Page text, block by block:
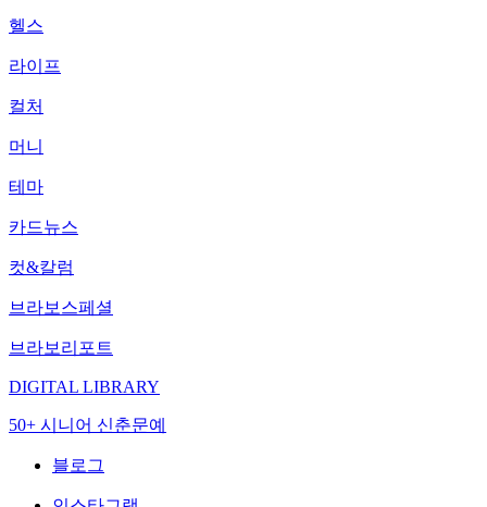
헬스
라이프
컬처
머니
테마
카드뉴스
컷&칼럼
브라보스페셜
브라보리포트
DIGITAL LIBRARY
50+ 시니어 신춘문예
블로그